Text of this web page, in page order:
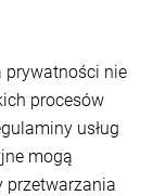
prywatności nie
procesów
usług
mogą
przetwarzania